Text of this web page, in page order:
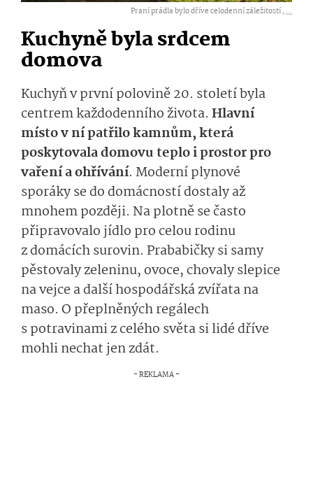
Praní prádla bylo dříve celodenní záležitostí ,...
Kuchyně byla srdcem
domova
Kuchyň v první polovině 20. století byla
centrem každodenního života. Hlavní
místo v ní patřilo kamnům, která
poskytovala domovu teplo i prostor pro
vaření a ohřívání. Moderní plynové
sporáky se do domácností dostaly až
mnohem později. Na plotně se často
připravovalo jídlo pro celou rodinu
z domácích surovin. Prababičky si samy
pěstovaly zeleninu, ovoce, chovaly slepice
na vejce a další hospodářská zvířata na
maso. O přeplněných regálech
s potravinami z celého světa si lidé dříve
mohli nechat jen zdát.